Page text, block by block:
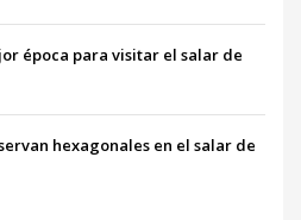
época para visitar el salar de
hexagonales en el salar de